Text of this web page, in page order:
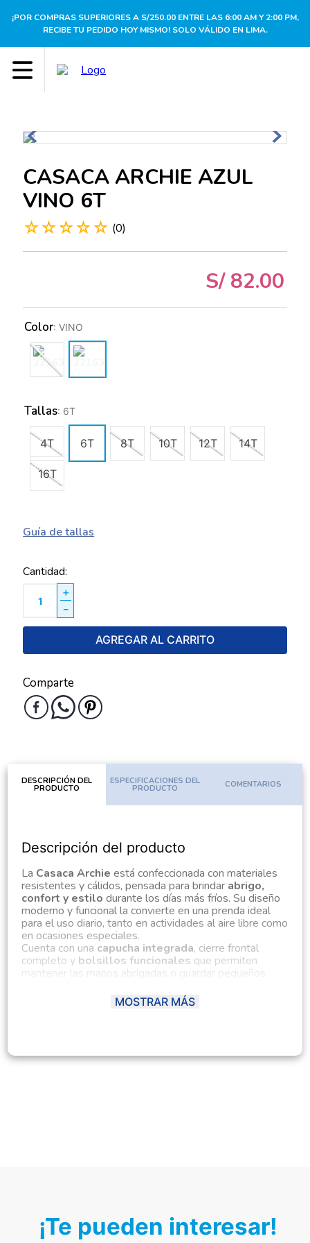
¡POR COMPRAS SUPERIORES A S/250.00 ENTRE LAS 6:00 AM Y 2:00 PM,
RECIBE TU PEDIDO HOY MISMO! SOLO VÁLIDO EN LIMA.
CASACA ARCHIE AZUL
VINO 6T
☆☆☆☆☆ (0)
S/ 82.00
Tallas: 6T
4T 6T 8T 10T 12T 14T
16T
Color: VINO
Guía de tallas
Cantidad
＋
－
AGREGAR AL CARRITO
Comparte
DESCRIPCIÓN DEL
PRODUCTO
ESPECIFICACIONES DEL
PRODUCTO COMENTARIOS
Descripción del producto
La Casaca Archie está confeccionada con materiales
resistentes y cálidos, pensada para brindar abrigo,
confort y estilo durante los días más fríos. Su diseño
moderno y funcional la convierte en una prenda ideal
para el uso diario, tanto en actividades al aire libre como
en ocasiones especiales.
Cuenta con una capucha integrada, cierre frontal
completo y bolsillos funcionales que permiten
mantener las manos abrigadas o guardar pequeños
excelente retención térmica sin sacrificar la comodidad.
Perfecta para niños que necesitan una prenda durable,
MOSTRAR MÁS
¡Te pueden interesar!